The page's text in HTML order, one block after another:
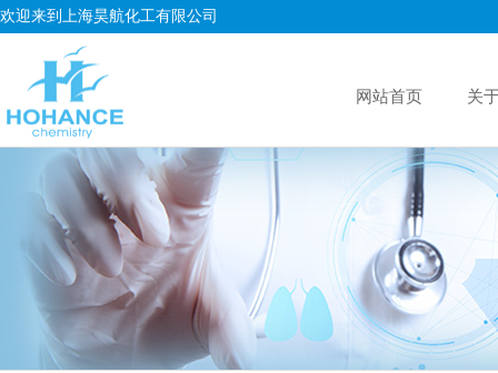
欢迎来到上海昊航化工有限公司
网站首页 关